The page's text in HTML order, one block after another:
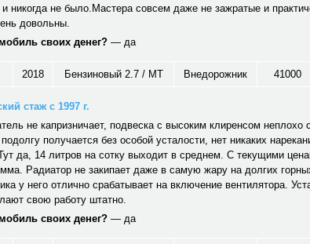
никогда не было.Мастера совсем даже не зажратые и
довольны.
своих денег? — да
2018 Бензиновый 2.7 / MT Внедорожник 41000
стаж с 1997 г.
не капризничает, подвеска с высоким клиренсом неплохо
получается без особой усталости, нет никаких
да, 14 литров на сотку выходит в среднем. С текущими
Радиатор не закипает даже в самую жару на долгих
у него отлично срабатывает на включение вентилятора.
свою работу штатно.
своих денег? — да